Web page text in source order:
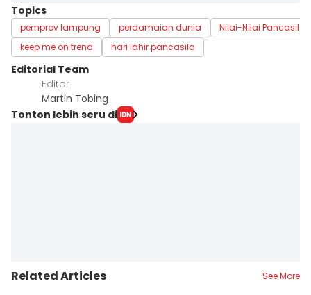
Topics
pemprov lampung perdamaian dunia
Nilai-Nilai Pancasila
keep me on trend
hari lahir pancasila
Editorial Team
Editor
Martin Tobing
Tonton lebih seru di
Related Articles See More